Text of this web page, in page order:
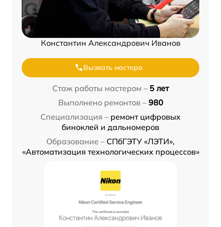
Константин Александрович Иванов
Вызвать мастера
Стаж работы мастером – 5 лет
Выполнено ремонтов – 980
Специализация – ремонт цифровых
биноклей и дальномеров
Образование – СПбГЭТУ «ЛЭТИ»,
«Автоматизация технологических процессов»